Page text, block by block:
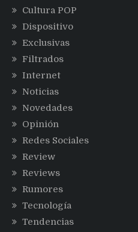
Cultura POP
Dispositivo
Exclusivas
Filtrados
Internet
Noticias
Novedades
Opinión
Redes Sociales
Review
Reviews
Rumores
Tecnología
Tendencias